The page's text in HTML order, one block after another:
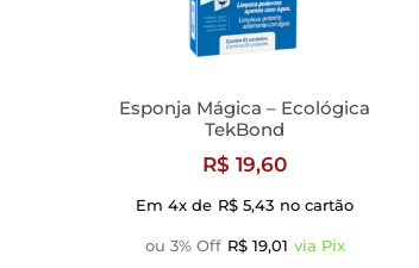
Esponja Mágica – Ecológica
TekBond
R$ 19,60
Em 4x de R$ 5,43 no cartão
ou 3% Off R$19,01 via Pix